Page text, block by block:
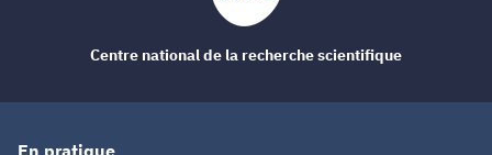
Centre national de la recherche scientifique